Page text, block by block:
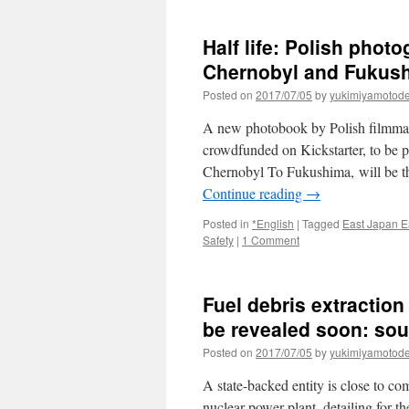
Half life: Polish
Chernobyl and
Posted on 2017/07/05 by
A new photobook by Polish
crowdfunded on Kickstarter, to be
Chernobyl To Fukushima, will be
Continue reading →
Posted in *English | Tagged East Japan
Safety | 1 Comment
Fuel debris
be revealed soon:
Posted on 2017/07/05 by
A state-backed entity is close to